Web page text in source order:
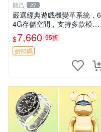
觀己 27
嚴選經典遊戲機變革系統，6
4G存儲空間，支持多款模擬
器享受懷舊樂趣 黑店版 PSV
游戲 模擬器
$7,660 95折
折扣碼